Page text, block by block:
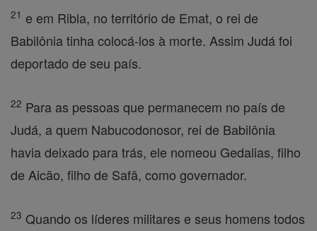
21 e em Ribla, no território de Emat, o rei de
Babilônia tinha colocá-los à morte. Assim Judá foi
deportado de seu país.
22 Para as pessoas que permanecem no país de
Judá, a quem Nabucodonosor, rei de Babilônia
havia deixado para trás, ele nomeou Gedalias, filho
de Aicão, filho de Safã, como governador.
23 Quando os líderes militares e seus homens todos